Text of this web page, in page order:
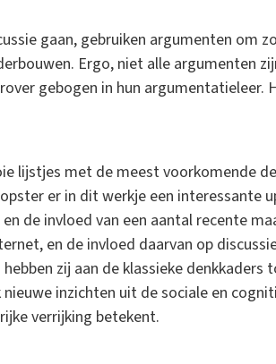
gaan, gebruiken argumenten om
Ergo, niet alle argumenten
gebogen in hun argumentatieleer.
lijstjes met de meest voorkomende
er in dit werkje een interessante
de invloed van een aantal recente
en de invloed daarvan op
zij aan de klassieke
inzichten uit de sociale en
verrijking betekent.